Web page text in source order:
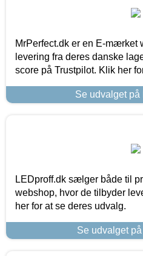
MrPerfect.dk er en E-mærket
levering fra deres danske
score på Trustpilot. Klik her
Se udvalget på
LEDproff.dk sælger både til
webshop, hvor de tilbyder
her for at se deres udvalg.
Se udvalget